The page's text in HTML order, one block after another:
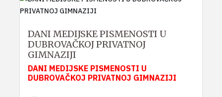
DANI MEDIJSKE PISMENOSTI U
DUBROVAČKOJ PRIVATNOJ
GIMNAZIJI
DANI MEDIJSKE PISMENOSTI U
DUBROVAČKOJ PRIVATNOJ GIMNAZIJI